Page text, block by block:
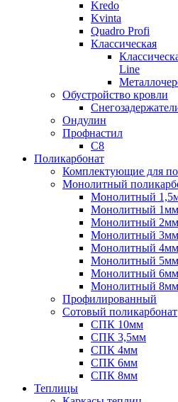
Kredo
Kvinta
Quadro Profi
Классическая
Line
Обустройство кровли
Ондулин
Профнастил
С8
Поликарбонат
Комплектующие для
Монолитный
Монолитный
Монолитный 1мм
Монолитный 2мм
Монолитный 3мм
Монолитный 4мм
Монолитный 5мм
Монолитный 6мм
Монолитный 8мм
Профилированный
Сотовый поликарбонат
СПК 10мм
СПК 3,5мм
СПК 4мм
СПК 6мм
СПК 8мм
Теплицы